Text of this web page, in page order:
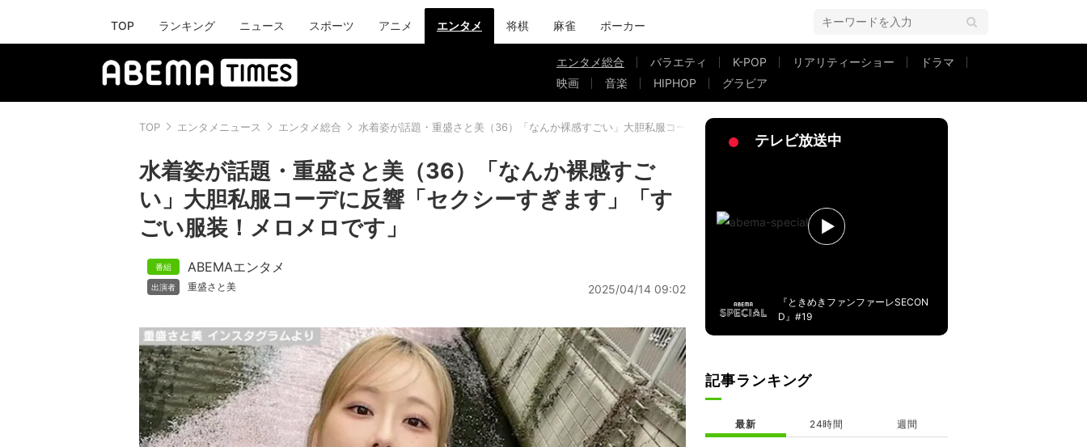
TOP ランキング ニュース スポーツ アニメ エンタメ 将棋 麻雀 ポーカー
エンタメ総合 バラエティ K-POP リアリティーショー
ドラマ
映画
音楽 HIPHOP グラビア
TOP エンタメニュース エンタメ総合 水着姿が話題・重盛さと美（36）「なんか裸感すごい」大胆私服コーデに反響「セクシーすぎます」「すごい服装！メロメロです」
水着姿が話題・重盛さと美（36）「なんか裸感すご
い」大胆私服コーデに反響「セクシーすぎます」「す
ごい服装！メロメロです」
ABEMAエンタメ
重盛さと美 2025/04/14 09:02
テレビ放送中
『ときめきファンファーレSECON
D』#19
記事ランキング
最新 24時間 週間